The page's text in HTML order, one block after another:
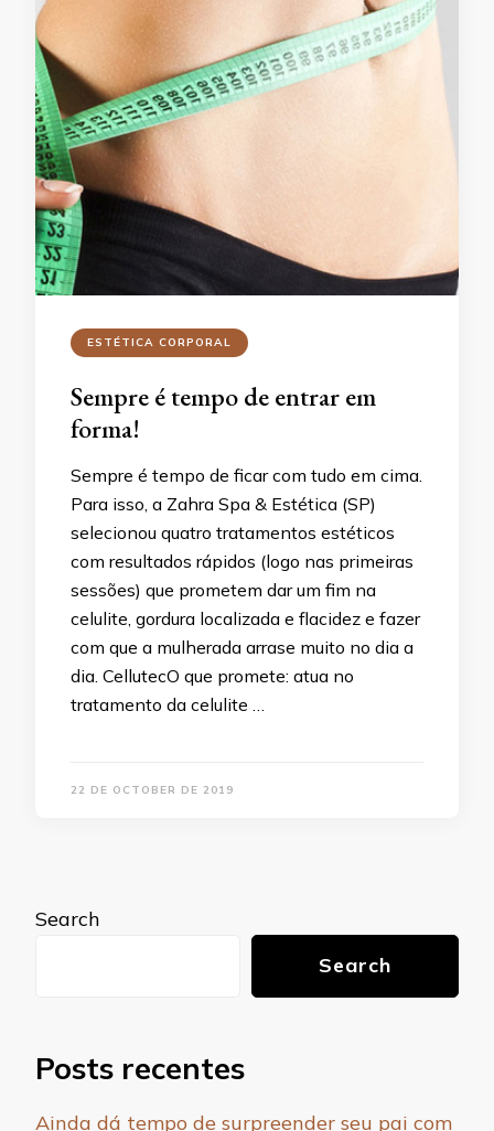
ESTÉTICA CORPORAL
Sempre é tempo de entrar em
forma!
Sempre é tempo de ficar com tudo em cima.
Para isso, a Zahra Spa & Estética (SP)
selecionou quatro tratamentos estéticos
com resultados rápidos (logo nas primeiras
sessões) que prometem dar um fim na
celulite, gordura localizada e flacidez e fazer
com que a mulherada arrase muito no dia a
dia. CellutecO que promete: atua no
tratamento da celulite …
22 DE OCTOBER DE 2019
Search
Search
Posts recentes
Ainda dá tempo de surpreender seu pai com